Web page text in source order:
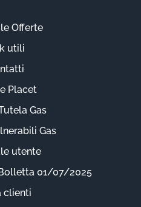
Offerte
utili
Placet
Gas
Gas
utente
01/07/2025
clienti